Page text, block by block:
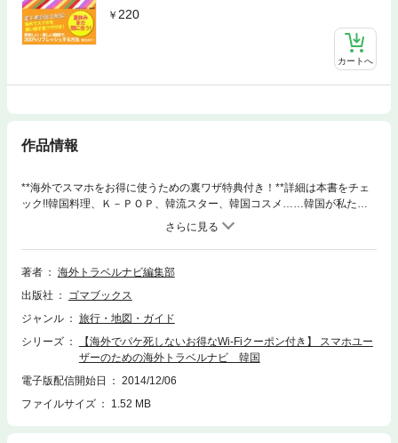
220
カートへ
作品情報
**海外でスマホをお得に使うための裏ワザ特典付き！**詳細は本書をチェ
ック!!韓国料理、Ｋ－ＰＯＰ、韓流スター、韓国コスメ……韓国が私たち
を魅了するものは、そればかりではありません。今なお残る、歴史的な建
造物の数々や、アジアの熱気を感じる市場、そこに住む人々の温かさ――
行かなければ見られないもの、感じられないものに、ぜひ会いにいきまし
ょう！本書では、韓国の基本的な情報、韓国を楽しむために知っておくと
に、韓国でしたいこと・行きたいことを明確にして旅のプランを立ててく
ださい。チョウン ヨフェン テセヨ！（良い旅を！）目次はじめに第一
触れる旅へ●韓国、こんなとこ★面積★人口★公用語★通貨★時差★気候★
服装★風土・文化★衛生★宿泊施設★電圧・電流★歴史●出発前の心構え第
二章 準備はぬかりなく！ 出発前にすること●渡航準備は余裕を持って
証を準備★韓国へのアクセス●持っていくと便利なもの★海外で使えるWi-
著者
海外トラベルナビ編集部
出版社
ゴマブックス
ジャンル
旅行・地図・ガイド
シリーズ
【海外でパケ死しないお得なWi-Fiクーポン付き】 スマホユー
ザーのための海外トラベルナビ 韓国
電子版配信開始日
2014/12/06
ファイルサイズ
1.52 MB